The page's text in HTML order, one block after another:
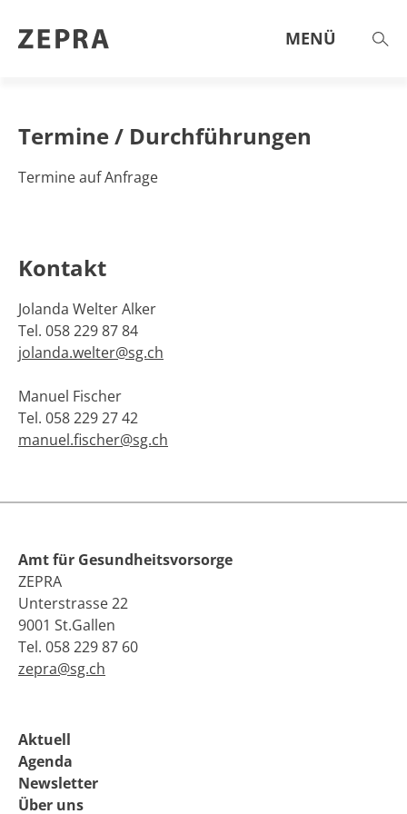
AGENDA
HILFE & BERATUNG
MENÜ
Online-Workshop
Jugendschutz
Termine / Durchführungen
Termine auf Anfrage
Kontakt
Jolanda Welter Alker
Tel. 058 229 87 84
jolanda.welter@sg.ch
Manuel Fischer
Tel. 058 229 27 42
manuel.fischer@sg.ch
Amt für Gesundheitsvorsorge
ZEPRA
Unterstrasse 22
9001 St.Gallen
Tel. 058 229 87 60
zepra@sg.ch
Aktuell
Agenda
Newsletter
Über uns